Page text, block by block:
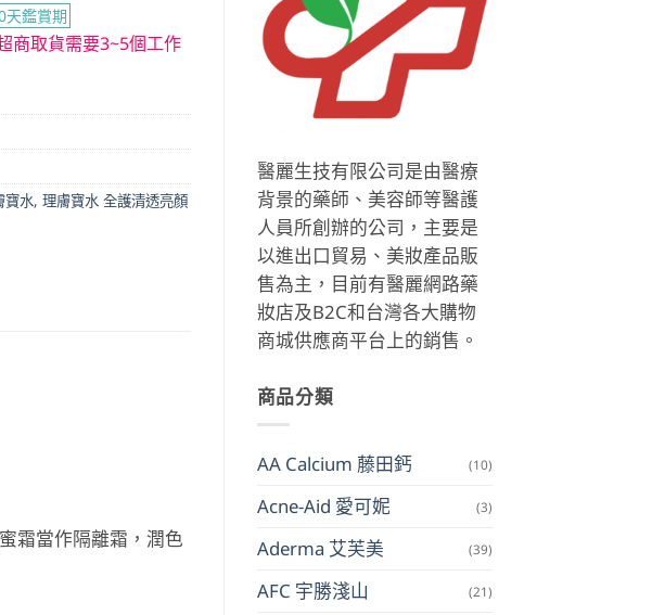
醫麗生技有限公司是由醫療
背景的藥師、美容師等醫護
人員所創辦的公司，主要是
以進出口貿易、美妝產品販
售為主，目前有醫麗網路藥
妝店及B2C和台灣各大購物
商城供應商平台上的銷售。
商品分類
AA Calcium 藤田鈣 (10)
Acne-Aid 愛可妮 (3)
Aderma 艾芙美 (39)
AFC 宇勝淺山 (21)
天鑑賞期
商取貨需要3~5個工作
寶水, 理膚寶水 全護清透亮顏
霜當作隔離霜，潤色